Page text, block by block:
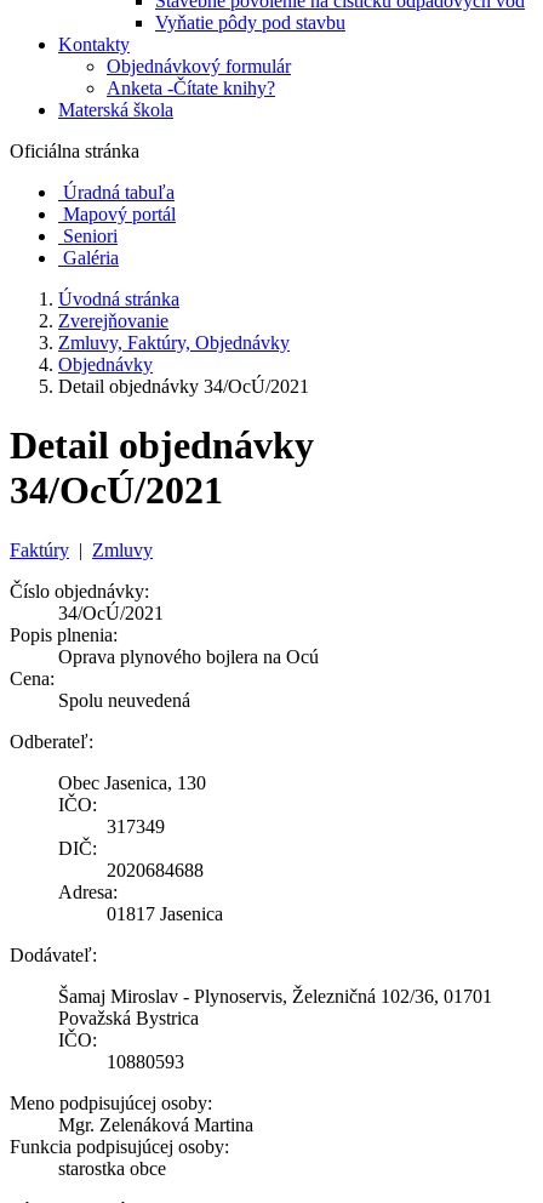
Vyňatie pôdy pod stavbu
Kontakty
Objednávkový formulár
Anketa -Čítate knihy?
Materská škola
Oficiálna stránka
Úradná tabuľa
Mapový portál
Seniori
Galéria
Úvodná stránka
Zverejňovanie
Zmluvy, Faktúry, Objednávky
Objednávky
Detail objednávky 34/OcÚ/2021
Detail objednávky
34/OcÚ/2021
Faktúry | Zmluvy
Číslo objednávky:
34/OcÚ/2021
Popis plnenia:
Oprava plynového bojlera na Ocú
Cena:
Spolu neuvedená
Odberateľ:
Obec Jasenica, 130
IČO:
317349
DIČ:
2020684688
Adresa:
01817 Jasenica
Dodávateľ:
Šamaj Miroslav - Plynoservis, Železničná 102/36, 01701
Považská Bystrica
IČO:
10880593
Meno podpisujúcej osoby:
Mgr. Zelenáková Martina
Funkcia podpisujúcej osoby:
starostka obce